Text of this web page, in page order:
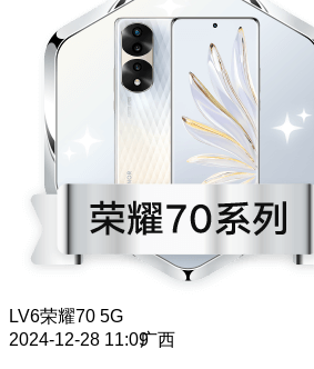
LV6荣耀70 5G
2024-12-28 11:09广西